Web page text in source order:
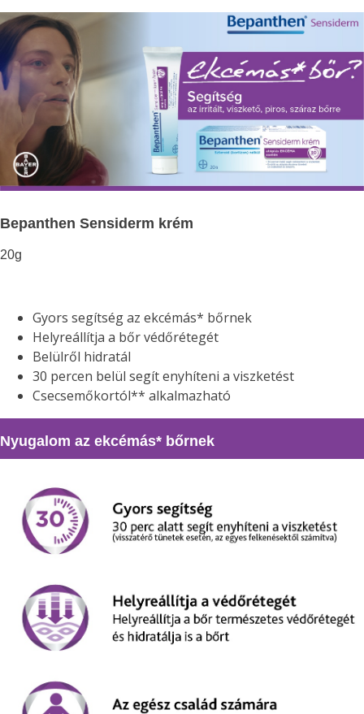
Bepanthen Sensiderm krém
20g
Gyors segítség az ekcémás* bőrnek
Helyreállítja a bőr védőrétegét
Belülről hidratál
30 percen belül segít enyhíteni a viszketést
Csecsemőkortól** alkalmazható
Nyugalom az ekcémás* bőrnek